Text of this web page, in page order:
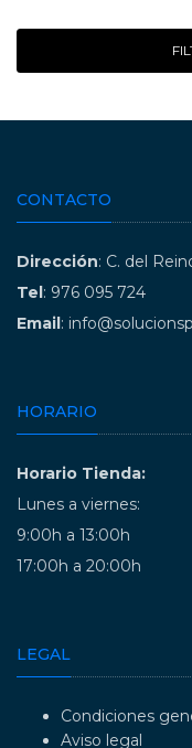
CONTACTO
Dirección: C. del
Tel: 976 095 724
Email:
HORARIO
Horario Tienda:
Lunes a viernes:
9:00h a 13:00h
17:00h a 20:00h
LEGAL
Condiciones
Aviso legal